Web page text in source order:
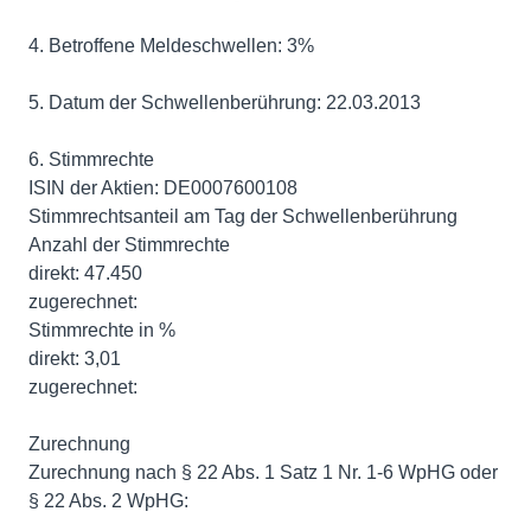
4. Betroffene Meldeschwellen: 3%
5. Datum der Schwellenberührung: 22.03.2013
6. Stimmrechte
ISIN der Aktien: DE0007600108
Stimmrechtsanteil am Tag der Schwellenberührung
Anzahl der Stimmrechte
direkt: 47.450
zugerechnet:
Stimmrechte in %
direkt: 3,01
zugerechnet:
Zurechnung
Zurechnung nach § 22 Abs. 1 Satz 1 Nr. 1-6 WpHG oder
§ 22 Abs. 2 WpHG: